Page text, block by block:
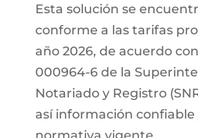
Esta solución se
conforme a las tarifas
año 2026, de acuerdo
000964-6 de la
Notariado y Registro
así información confiable